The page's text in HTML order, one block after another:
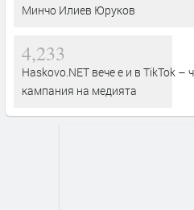
Минчо Илиев Юруков
4,233
Haskovo.NET вече е и в TikTok –
кампания на медията